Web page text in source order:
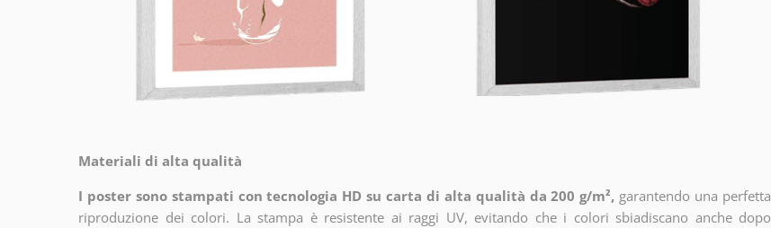
Materiali di alta qualità
I poster sono stampati con tecnologia HD su carta di alta qualità da 200 g/m², garantendo una perfetta
riproduzione dei colori. La stampa è resistente ai raggi UV, evitando che i colori sbiadiscano anche dopo